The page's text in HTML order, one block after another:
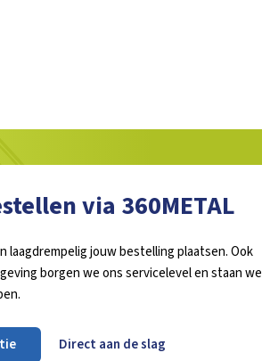
via 360METAL
laagdrempelig jouw bestelling plaatsen. Ook
borgen we ons servicelevel en staan we
Direct aan de slag